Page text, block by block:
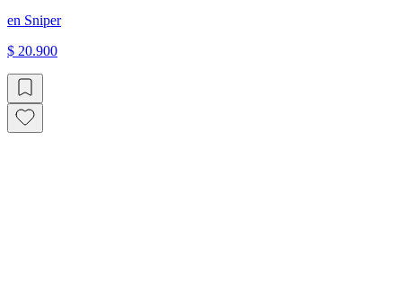
en Sniper
$ 20.900